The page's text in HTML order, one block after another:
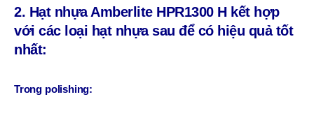
2. Hạt nhựa Amberlite HPR1300 H kết hợp
với các loại hạt nhựa sau để có hiệu quả tốt
nhất:
Trong polishing: